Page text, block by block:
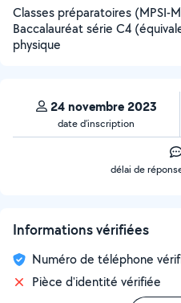
Classes préparatoires (MPSI-
Baccalauréat série C4
physique
24 novembre 2023
date d’inscription
délai de
Informations vérifiées
Numéro de téléphone
Pièce d'identité vérifiée